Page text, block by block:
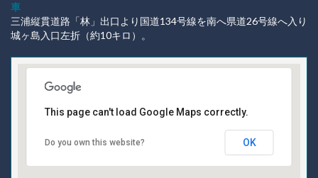
車
三浦縦貫道路「林」出口より国道134号線を南へ県道26号線へ入り
城ヶ島入口左折（約10キロ）。
受け付けはこちら
This page can't load Google Maps correctly.
Do you own this website? OK